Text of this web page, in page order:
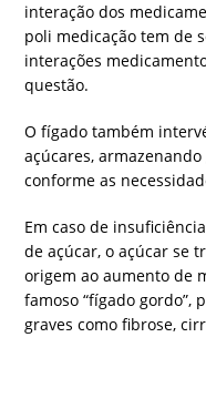
interação dos
poli medicação tem de
interações
questão.
O fígado também
açúcares,
conforme as
Em caso de
de açúcar, o açúcar se
origem ao aumento de
famoso “fígado gordo”,
graves como fibrose,